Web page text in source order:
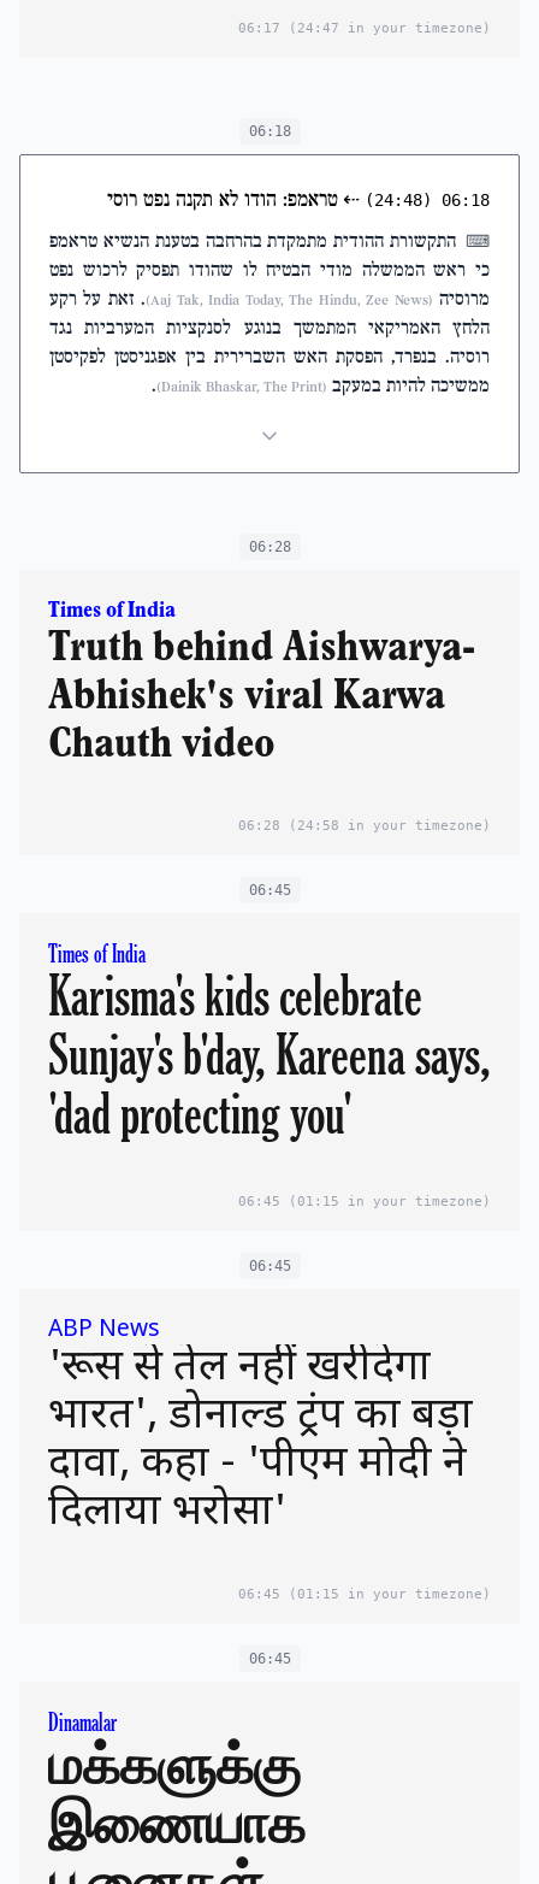
06:17 (24:47 in your timezone)
06:18
06:18
(24:48)
⇠טראמפ: הודו לא תקנה נפט רוסי
⌨ התקשורת ההודית מתמקדת בהרחבה בטענת הנשיא טראמפ
כי ראש הממשלה מודי הבטיח לו שהודו תפסיק לרכוש נפט
מרוסיה (Aaj Tak, India Today, The Hindu, Zee News)
. זאת על רקע
הלחץ האמריקאי המתמשך בנוגע לסנקציות המערביות נגד
רוסיה. בנפרד, הפסקת האש השברירית בין אפגניסטן לפקיסטן
ממשיכה להיות במעקב (Dainik Bhaskar, The Print)
.
06:28
Times of India
Truth behind Aishwarya-
Abhishek's viral Karwa
Chauth video
06:28 (24:58 in your timezone)
06:45
Times of India
Karisma's kids celebrate
Sunjay's b'day, Kareena says,
'dad protecting you'
06:45 (01:15 in your timezone)
06:45
ABP News
'रूस से तेल नहीं खरीदेगा
भारत', डोनाल्ड ट्रंप का बड़ा
दावा, कहा - 'पीएम मोदी ने
दिलाया भरोसा'
06:45 (01:15 in your timezone)
06:45
Dinamalar
மக்களுக்கு
இணையாக